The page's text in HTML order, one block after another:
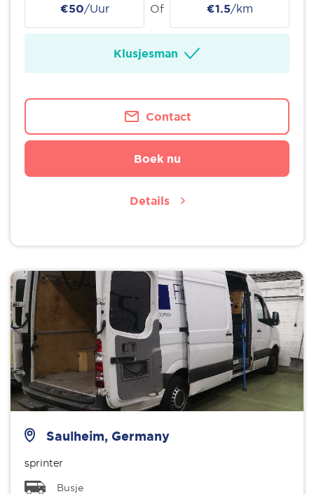
€50/Uur Of €1.5/km
Klusjesman
Contact
Boek nu
Details
Saulheim, Germany
sprinter
Busje